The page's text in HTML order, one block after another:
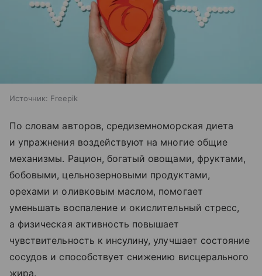
Источник: Freepik
По словам авторов, средиземноморская диета
и упражнения воздействуют на многие общие
механизмы. Рацион, богатый овощами, фруктами,
бобовыми, цельнозерновыми продуктами,
орехами и оливковым маслом, помогает
уменьшать воспаление и окислительный стресс,
а физическая активность повышает
чувствительность к инсулину, улучшает состояние
сосудов и способствует снижению висцерального
жира.